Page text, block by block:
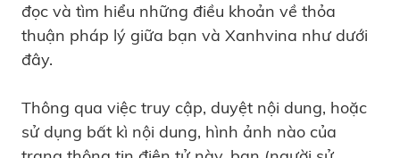
đọc và tìm hiểu những điều khoản về thỏa
thuận pháp lý giữa bạn và Xanhvina như dưới
đây.
Thông qua việc truy cập, duyệt nội dung, hoặc
sử dụng bất kì nội dung, hình ảnh nào của